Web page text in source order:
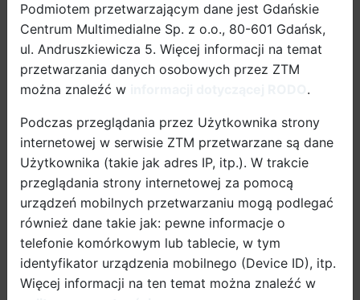
Miasto Gdańsk zrealizuje trzy projekty europejskie z
zakresu nowoczesnej mobilności. Dzięki
pozyskanym funduszom jako pierwsze miasto w
Polsce przetestuje poruszającego się bez kierowcy
mikrobusa. W ramach projektów promowane też
rozwiązania na rzecz inteligentnej mobilności.
Fot. Materiały projektu SOHJOA
Podmiotem przetwarzającym dane jest Gdańskie
Centrum Multimedialne Sp. z o.o., 80-601 Gdańsk,
ul. Andruszkiewicza 5. Więcej informacji na temat
przetwarzania danych osobowych przez ZTM
można znaleźć w
.
Podczas przeglądania przez Użytkownika strony
internetowej w serwisie ZTM przetwarzane są dane
Użytkownika (takie jak adres IP, itp.). W trakcie
przeglądania strony internetowej za pomocą
urządzeń mobilnych przetwarzaniu mogą podlegać
również dane takie jak: pewne informacje o
telefonie komórkowym lub tablecie, w tym
identyfikator urządzenia mobilnego (Device ID), itp.
Więcej informacji na ten temat można znaleźć w